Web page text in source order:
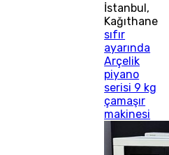
İstanbul,
Kağıthane
sıfır
ayarında
Arçelik
piyano
serisi 9 kg
çamaşır
makinesi